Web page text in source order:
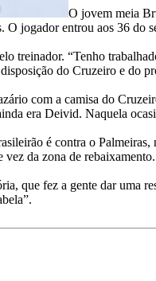
O jovem meia
O jogador entrou aos 36
treinador. “Tenho
do Cruzeiro e do
com a camisa do
era Deivid. Naquela
é contra o Palmeiras,
da zona de rebaixamento.
que fez a gente dar uma